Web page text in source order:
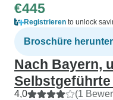
€445
Registrieren to unlock
Broschüre
Nach Bayern,
4,0 (1